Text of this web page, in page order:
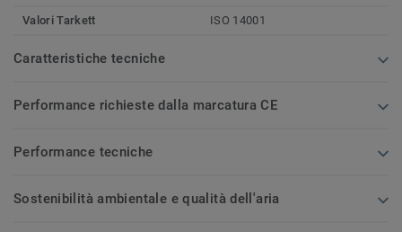
Valori Tarkett ISO 14001
Caratteristiche tecniche
Performance richieste dalla marcatura CE
Performance tecniche
Sostenibilità ambientale e qualità dell'aria